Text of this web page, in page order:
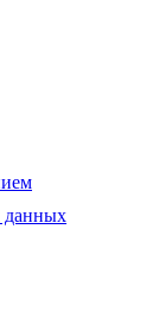
данных